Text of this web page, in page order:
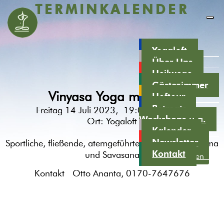
Yogaloft
Über Uns
Heilwege
Gästezimmer
Hoftour
Retreats,
Workshops u.a.
Kalender
Newsletter
Kontakt
TERMINKALENDER
Vinyasa Yoga mit Otto
Freitag 14 Juli 2023, 19:00 - 20:30
Ort: Yogaloft
Sportliche, fließende, atemgeführte Asanas, Pranayama
und Savasana
Kontakt Otto Ananta, 0170-7647676
nach oben